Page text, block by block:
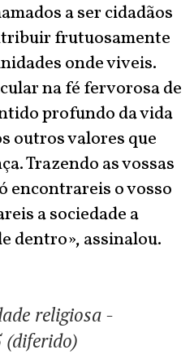
a ser cidadãos
frutuosamente
onde viveis.
na fé fervorosa de
profundo da vida
outros valores que
Trazendo as vossas
encontrareis o vosso
a sociedade a
dentro», assinalou.
religiosa -
(diferido)